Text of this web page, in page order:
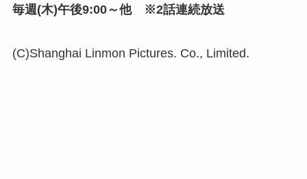
毎週(木)午後9:00～他 ※2話連続放送
(C)Shanghai Linmon Pictures. Co., Limited.